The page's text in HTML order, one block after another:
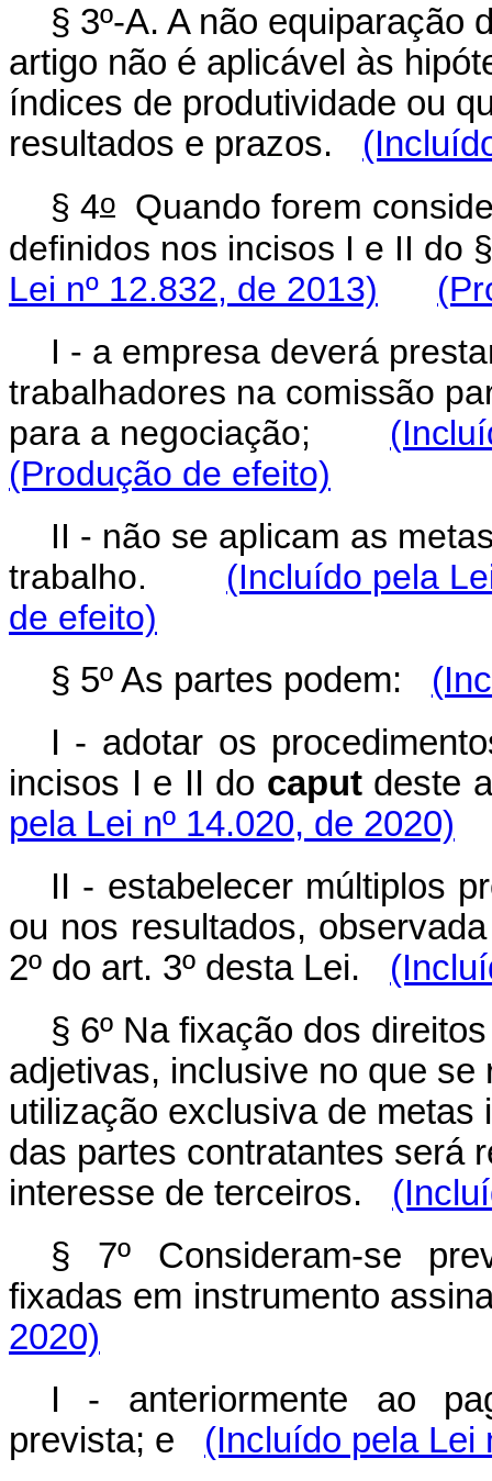
§ 3º-A. A não equiparação
artigo não é aplicável às
índices de produtividade ou
resultados e prazos.
§ 4o Quando forem
definidos nos incisos I e II do
Lei nº 12.832, de 2013)
I - a empresa deverá
trabalhadores na comissão
para a negociação;
(Produção de efeito)
II - não se aplicam as
trabalho. (Incluído pela
de efeito)
§ 5º As partes podem:
I - adotar os
incisos I e II do caputdeste
pela Lei nº 14.020, de 2020)
II - estabelecer múltiplos
ou nos resultados,
2º do art. 3º desta Lei.
§ 6º Na fixação dos
adjetivas, inclusive no que
utilização exclusiva de metas
das partes contratantes será
interesse de terceiros.
§ 7º Consideram-se
fixadas em instrumento
2020)
I - anteriormente ao
prevista; e
(Incluído pela Lei